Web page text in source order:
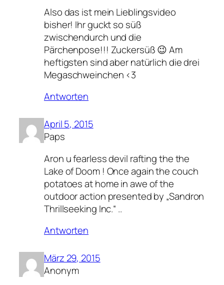
Also das ist mein Lieblingsvideo
bisher! Ihr guckt so süß
zwischendurch und die
Pärchenpose!!! Zuckersüß 😉 Am
heftigsten sind aber natürlich die drei
Megaschweinchen <3
Antworten
April 5, 2015
Paps
Aron u fearless devil rafting the the
Lake of Doom ! Once again the couch
potatoes at home in awe of the
outdoor action presented by „Sandron
Thrillseeking Inc.“ ..
Antworten
März 29, 2015
Anonym